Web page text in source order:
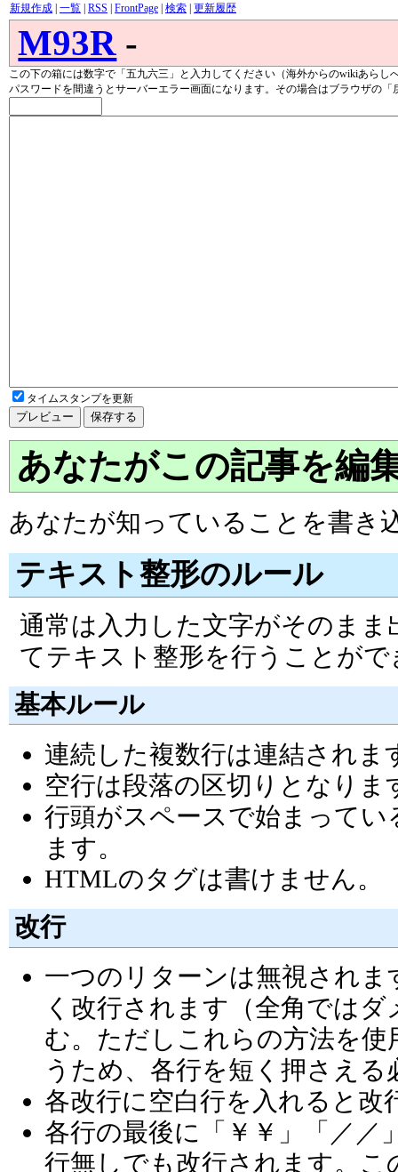
新規作成| 一覧| RSS FrontPage| 検索| 更新履歴
M93R -
この下の箱には数字で「五九六三」と入力してください（海外からのwikiあらし
パスワードを間違うとサーバーエラー画面になります。その場合はブラウザの「
タイムスタンプを更新
あなたがこの記事を編
あなたが知っていることを書き
テキスト整形のルール
通常は入力した文字がそのま
てテキスト整形を行うことがで
基本ルール
連続した複数行は連結されま
空行は段落の区切りとなりま
行頭がスペースで始まって
ます。
HTMLのタグは書けません。
改行
一つのリターンは無視され
く改行されます（全角では
む。ただしこれらの方法を
うため、各行を短く押さえる
各改行に空白行を入れると
各行の最後に「￥￥」「／／
行無しでも改行されます。こ